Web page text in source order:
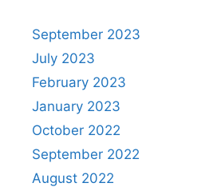
September 2023
July 2023
February 2023
January 2023
October 2022
September 2022
August 2022